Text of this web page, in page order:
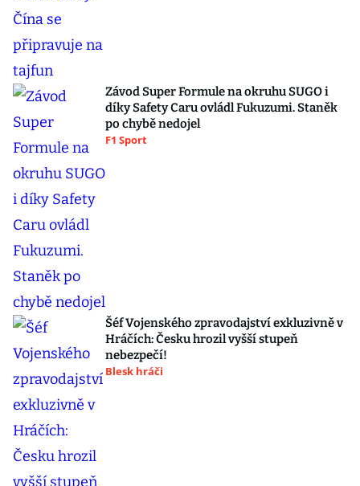
Závod Super Formule na okruhu SUGO i
díky Safety Caru ovládl Fukuzumi. Staněk
po chybě nedojel
F1 Sport
Šéf Vojenského zpravodajství exkluzivně v
Hráčích: Česku hrozil vyšší stupeň
nebezpečí!
Blesk hráči